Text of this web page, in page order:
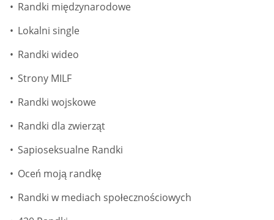
Randki międzynarodowe
Lokalni single
Randki wideo
Strony MILF
Randki wojskowe
Randki dla zwierząt
Sapioseksualne Randki
Oceń moją randkę
Randki w mediach społecznościowych